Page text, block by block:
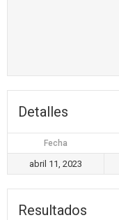
Detalles
Fecha
abril 11, 2023
Resultados